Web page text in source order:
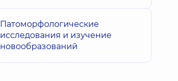
Патоморфологические
исследования и изучение
новообразований